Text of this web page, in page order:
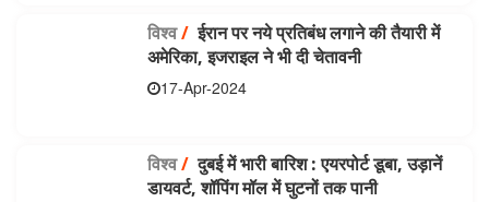
विश्व/ईरान पर नये प्रतिबंध लगाने की तैयारी में
अमेरिका, इजराइल ने भी दी चेतावनी
17-Apr-2024
विश्व/दुबई में भारी बारिश : एयरपोर्ट डूबा, उड़ानें
डायवर्ट, शॉपिंग मॉल में घुटनों तक पानी